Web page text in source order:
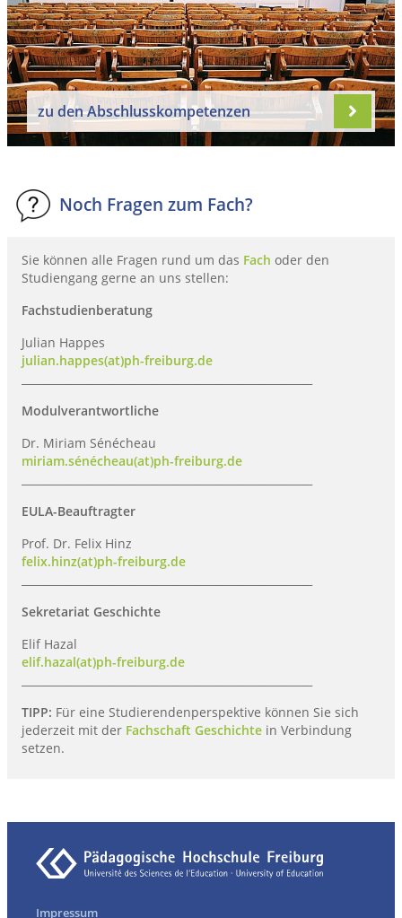
zu den Abschlusskompetenzen
Noch Fragen zum Fach?
Sie können alle Fragen rund um das Fach oder den
Studiengang gerne an uns stellen:
Fachstudienberatung
Julian Happes
julian.happes(at)ph-freiburg.de
Modulverantwortliche
Dr. Miriam Sénécheau
miriam.sénécheau(at)ph-freiburg.de
EULA-Beauftragter
Prof. Dr. Felix Hinz
felix.hinz(at)ph-freiburg.de
Sekretariat Geschichte
Elif Hazal
elif.hazal(at)ph-freiburg.de
TIPP: Für eine Studierendenperspektive können Sie sich
jederzeit mit der Fachschaft Geschichte in Verbindung
setzen.
Impressum